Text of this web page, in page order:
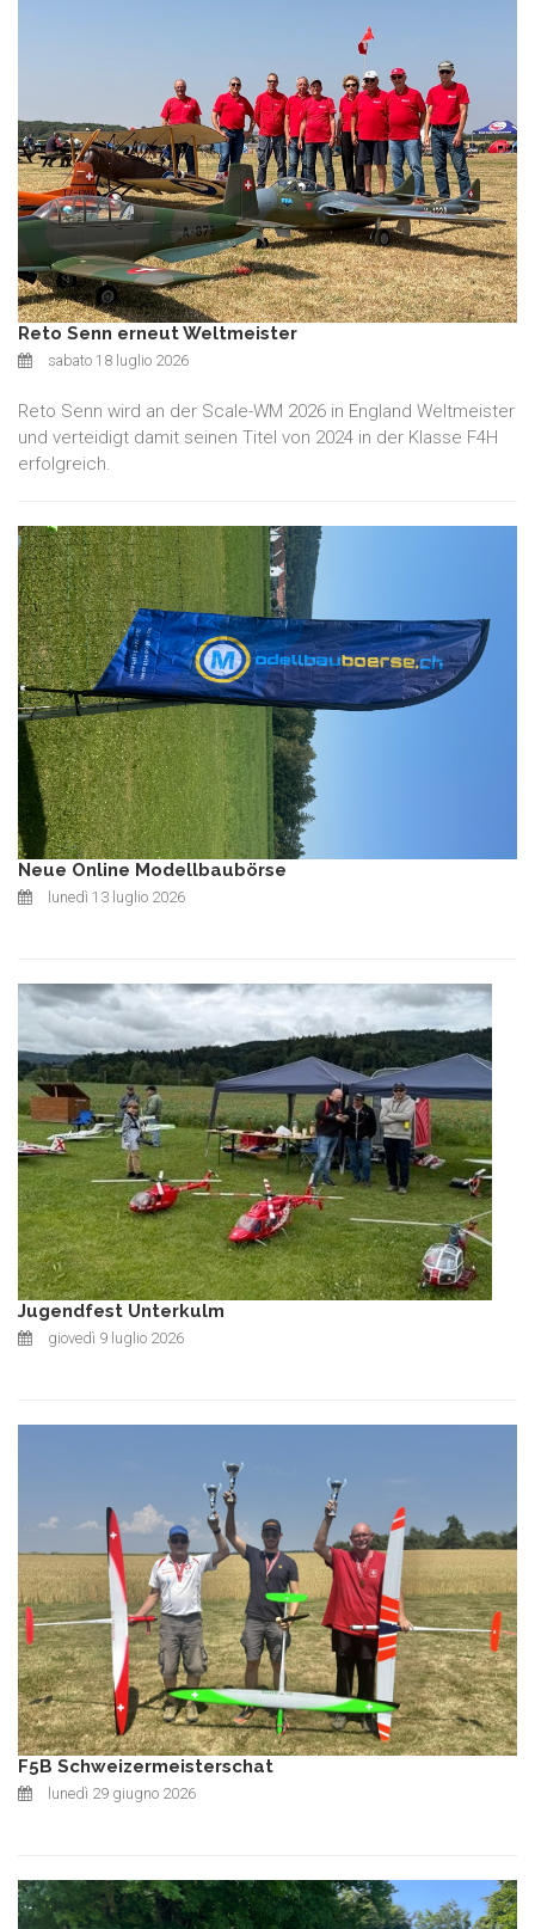
Reto Senn erneut Weltmeister
sabato 18 luglio 2026
Reto Senn wird an der Scale-WM 2026 in England Weltmeister
und verteidigt damit seinen Titel von 2024 in der Klasse F4H
erfolgreich.
Neue Online Modellbaubörse
lunedì 13 luglio 2026
Jugendfest Unterkulm
giovedì 9 luglio 2026
F5B Schweizermeisterschat
lunedì 29 giugno 2026